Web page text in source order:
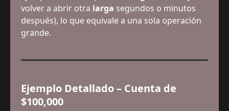
volver a abrir otra larga segundos o minutos
después), lo que equivale a una sola operación
grande.
Ejemplo Detallado – Cuenta de
$100,000